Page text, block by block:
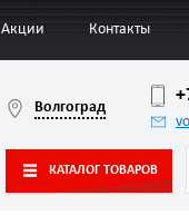
Акции Контакты
Волгоград
КАТАЛОГ ТОВАРОВ